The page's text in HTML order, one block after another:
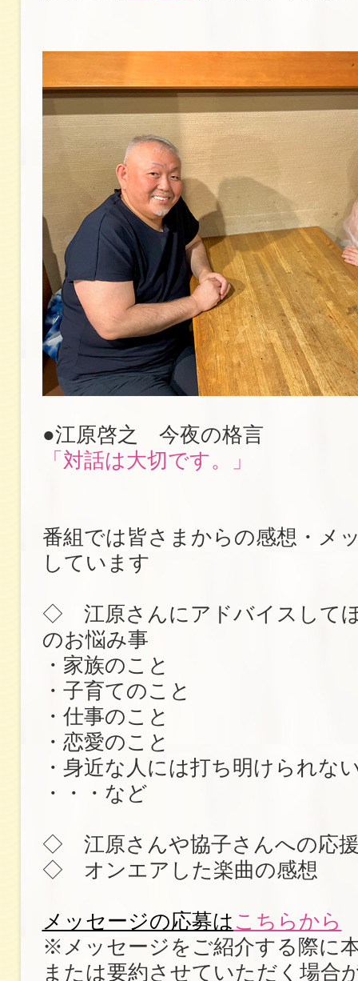
●江原啓之 今夜の格言
「対話は大切です。」
番組では皆さまからの感想・メ
しています
◇ 江原さんにアドバイスして
のお悩み事
・家族のこと
・子育てのこと
・仕事のこと
・恋愛のこと
・身近な人には打ち明けられな
・・・など
◇ 江原さんや協子さんへの応
◇ オンエアした楽曲の感想
メッセージの応募は こちらから
※メッセージをご紹介する際に
または要約させていただく場合